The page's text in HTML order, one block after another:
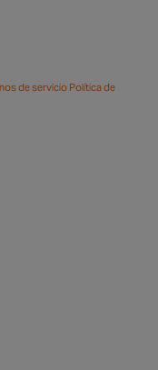
de servicio Política de